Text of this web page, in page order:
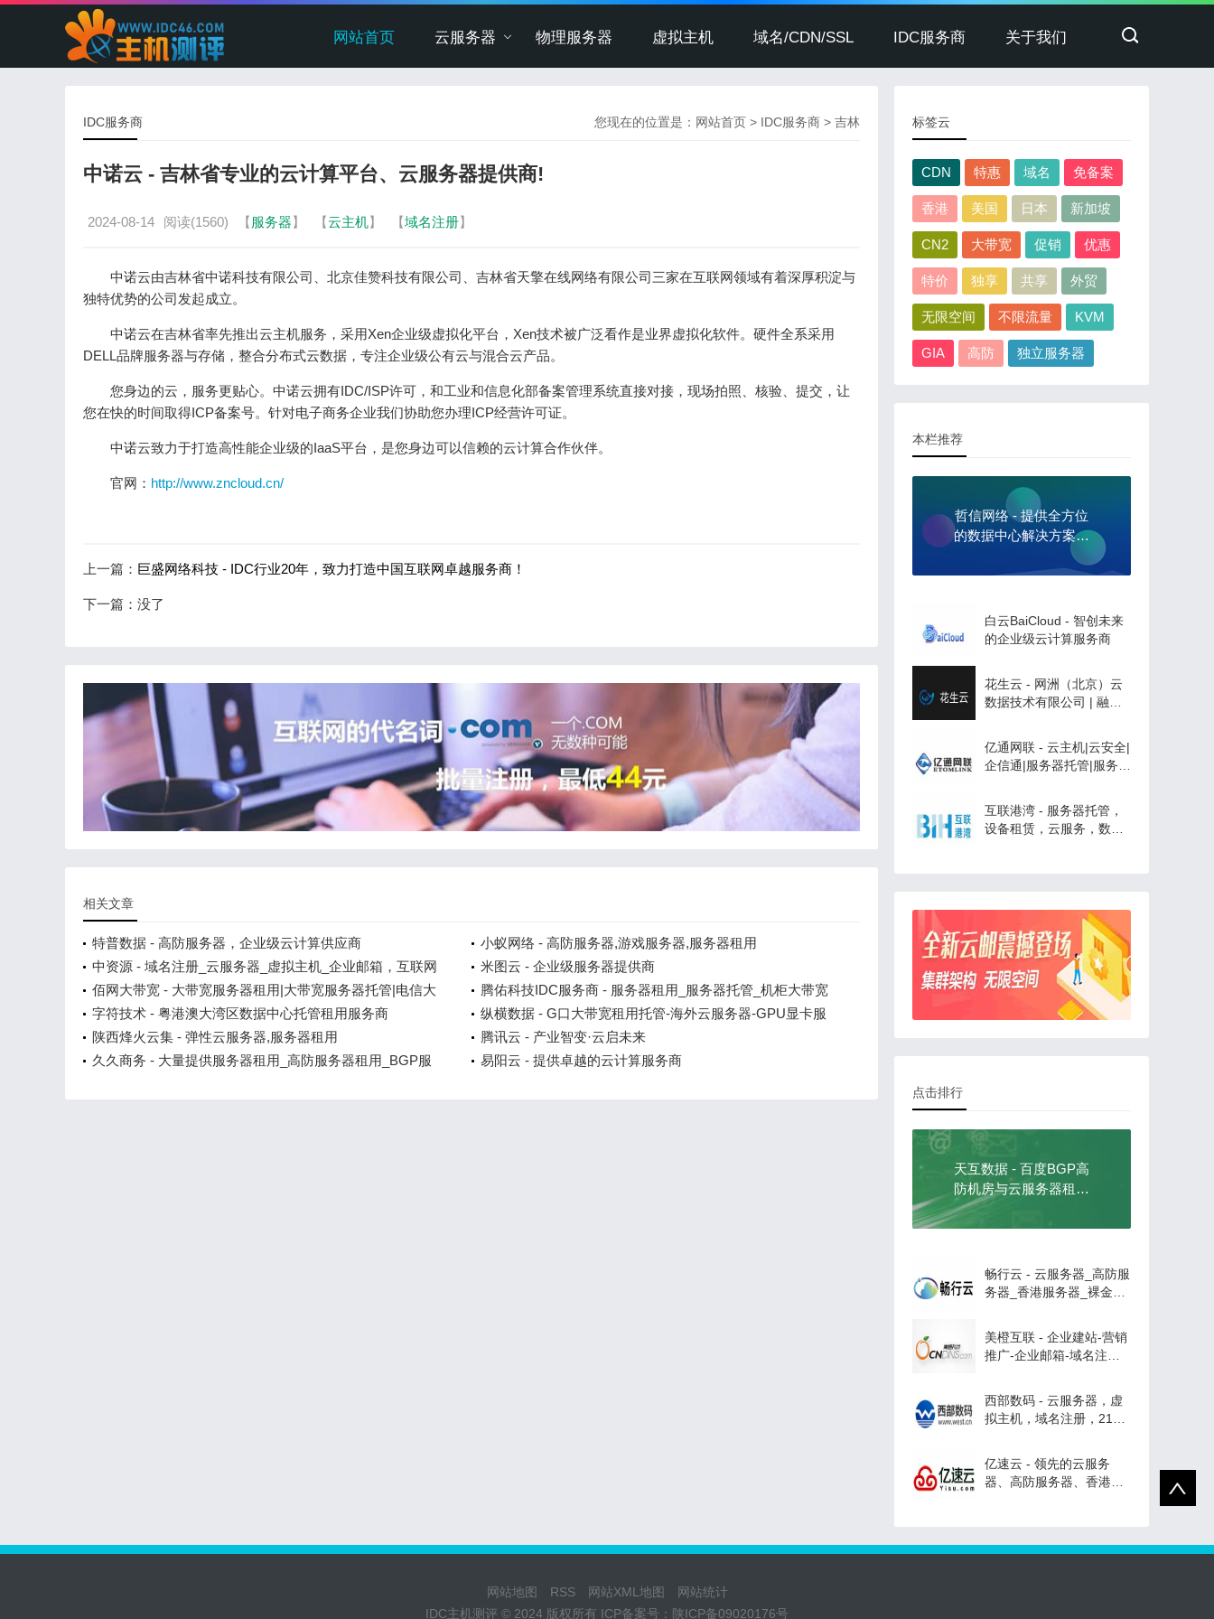
网站首页 云服务器 物理服务器 虚拟主机 域名/CDN/SSL IDC服务商 关于我们
您现在的位置是： 网站首页 > IDC服务商 > 吉林
IDC服务商
中诺云 - 吉林省专业的云计算平台、云服务器提供商!
2024-08-14 阅读(1560) 【 服务器】 【云主机】 【域名注册】
中诺云由吉林省中诺科技有限公司、北京佳赞科技有限公司、吉林省天擎在线网络有限公司三家在互联网领域有着深厚积淀与
独特优势的公司发起成立。
中诺云在吉林省率先推出云主机服务，采用Xen企业级虚拟化平台，Xen技术被广泛看作是业界虚拟化软件。硬件全系采用
DELL品牌服务器与存储，整合分布式云数据，专注企业级公有云与混合云产品。
您身边的云，服务更贴心。中诺云拥有IDC/ISP许可，和工业和信息化部备案管理系统直接对接，现场拍照、核验、提交，让
您在快的时间取得ICP备案号。针对电子商务企业我们协助您办理ICP经营许可证。
中诺云致力于打造高性能企业级的IaaS平台，是您身边可以信赖的云计算合作伙伴。
官网： http://www.zncloud.cn/
上一篇： 巨盛网络科技 - IDC行业20年，致力打造中国互联网卓越服务商！
下一篇：没了
相关文章
特普数据 - 高防服务器，企业级云计算供应商
小蚁网络 - 高防服务器,游戏服务器,服务器租用
中资源 - 域名注册_云服务器_虚拟主机_企业邮箱，互联网
基础资源一站式服务！
米图云 - 企业级服务器提供商
佰网大带宽 - 大带宽服务器租用|大带宽服务器托管|电信大
带宽服务器|多线大带宽服务器
腾佑科技IDC服务商 - 服务器租用_服务器托管_机柜大带宽
租用
字符技术 - 粤港澳大湾区数据中心托管租用服务商
纵横数据 - G口大带宽租用托管-海外云服务器-GPU显卡服
务器-站群服务器
陕西烽火云集 - 弹性云服务器,服务器租用
腾讯云 - 产业智变·云启未来
久久商务 - 大量提供服务器租用_高防服务器租用_BGP服
易阳云 - 提供卓越的云计算服务商
标签云
CDN 特惠 域名 免备案
香港 美国 日本 新加坡
CN2 大带宽 促销 优惠
特价 独享 共享 外贸
无限空间 不限流量 KVM
GIA 高防 独立服务器
本栏推荐
哲信网络 - 提供全方位
的数据中心解决方案，
助力企业数字化转型
白云BaiCloud - 智创未来
的企业级云计算服务商
花生云 - 网洲（北京）云
数据技术有限公司 | 融合
储|cdn流量包|直播加速|边
缘计算|PCDN|多厂商高可
靠
亿通网联 - 云主机|云安全|
企信通|服务器托管|服务器
互联港湾 - 服务器托管，
设备租赁，云服务，数据
点击排行
天互数据 - 百度BGP高
防机房与云服务器租用
托管服务中心！
畅行云 - 云服务器_高防服
务器_香港服务器_裸金属
美橙互联 - 企业建站-营销
推广-企业邮箱-域名注
主机服务商！
西部数码 - 云服务器，虚
拟主机，域名注册，21年
亿速云 - 领先的云服务
器、高防服务器、香港服
网站地图 RSS 网站XML地图
网站统计
IDC主机测评 © 2024 版权所有 ICP备案号： 陕ICP备09020176号